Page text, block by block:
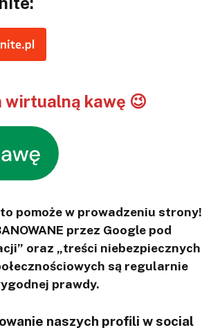
wirtualną kawę 😉
pomoże w prowadzeniu strony!
przez Google pod
oraz „treści niebezpiecznych
są regularnie
prawdy.
naszych profili w social